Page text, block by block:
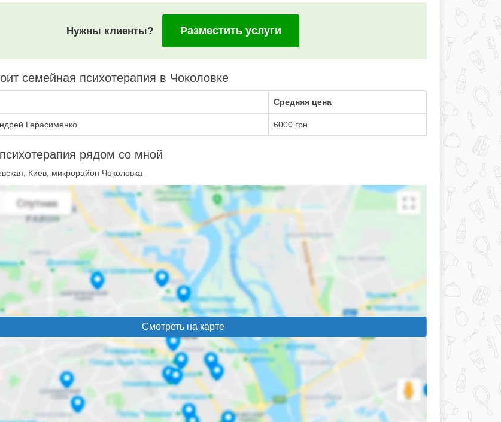
Нужны клиенты? Разместить услуги
семейная психотерапия в Чоколовке
Средняя цена
Герасименко 6000 грн
рядом со мной
Киев, микрорайон Чоколовка
Смотреть на карте